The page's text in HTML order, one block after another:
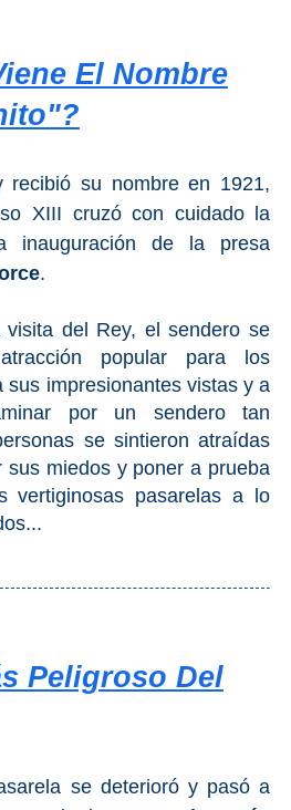
El Nombre
recibió su nombre en 1921,
XIII cruzó con cuidado la
inauguración de la presa
.
del Rey, el sendero se
popular para los
sus impresionantes vistas y a
por un sendero tan
se sintieron atraídas
sus miedos y poner a prueba
vertiginosas pasarelas a lo
Peligroso Del
se deterioró y pasó a